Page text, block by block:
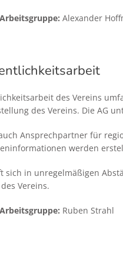
Alexander
des Vereins
des Vereins. Die AG
Ansprechpartner für
werden
sich in unregelmäßigen
Vereins.
Ruben Strahl